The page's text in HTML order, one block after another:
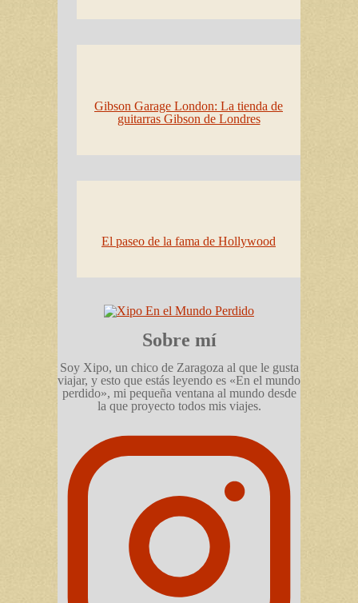
Gibson Garage London: La tienda de
guitarras Gibson de Londres
El paseo de la fama de Hollywood
Sobre mí
Soy Xipo, un chico de Zaragoza al que le gusta
viajar, y esto que estás leyendo es «En el mundo
perdido», mi pequeña ventana al mundo desde
la que proyecto todos mis viajes.